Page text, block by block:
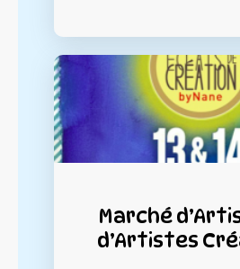
Marché
d’Artistes